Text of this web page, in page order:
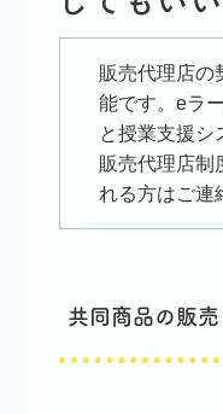
販売代理店の
能です。eラ
と授業支援シ
販売代理店制
れる方はご連
共同商品の販売